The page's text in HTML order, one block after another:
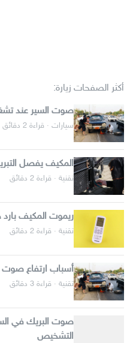
أكثر الصفحات زيارة:
صوت السير عند
سيارات · قراءة 2 دقائق
المكيف يفصل
تقنية · قراءة 2 دقائق
ريموت المكيف بارد
تقنية · قراءة 2 دقائق
أسباب ارتفاع صوت
تقنية · قراءة 3 دقائق
صوت البريك في
التشخيص